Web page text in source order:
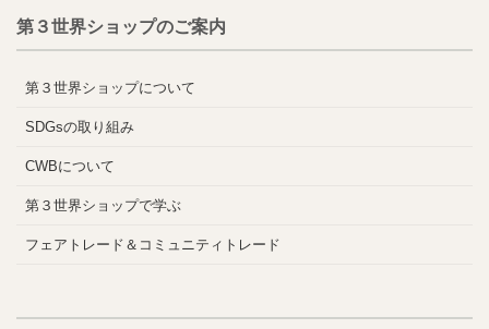
第３世界ショップのご案内
第３世界ショップについて
SDGsの取り組み
CWBについて
第３世界ショップで学ぶ
フェアトレード＆コミュニティトレード